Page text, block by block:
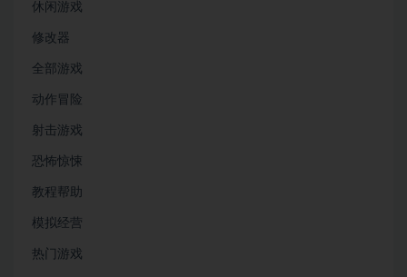
休闲游戏
修改器
全部游戏
动作冒险
射击游戏
恐怖惊悚
教程帮助
模拟经营
热门游戏